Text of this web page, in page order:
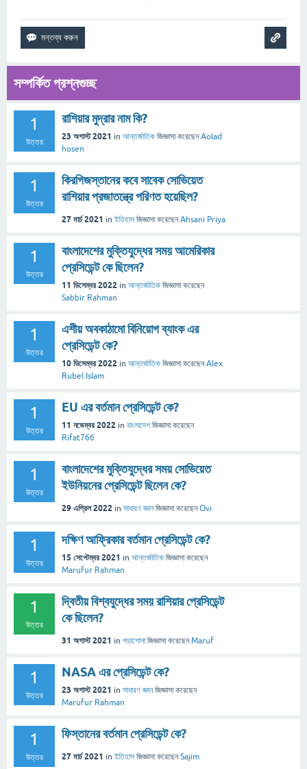
সম্পর্কিত প্রশ্নগুচ্ছ
1
উত্তর
রাশিয়ার মুদ্রার নাম কি?
23 অগাস্ট 2021 in আন্তর্জাতিক জিজ্ঞাসা করেছেনAolad
hosen
1
উত্তর
কিরগিজস্তানের কবে সাবেক সোভিয়েত
রাশিয়ার প্রজাতন্ত্রে পরিণত হয়েছিল?
27 মার্চ 2021 in ইতিহাস জিজ্ঞাসা করেছেনAhsani Priya
1
উত্তর
বাংলাদেশের মুক্তিযুদ্ধের সময় আমেরিকার
প্রেসিডেন্ট কে ছিলেন?
11 ডিসেম্বর 2022 in আন্তর্জাতিক জিজ্ঞাসা করেছেন
Sabbir Rahman
1
উত্তর
এশীয় অবকাঠামো বিনিয়োগ ব্যাংক এর
প্রেসিডেন্ট কে?
10 ডিসেম্বর 2022 in আন্তর্জাতিক জিজ্ঞাসা করেছেনAlex
Rubel Islam
1
উত্তর
EU এর বর্তমান প্রেসিডেন্ট কে?
11 নভেম্বর 2022 in বাংলাদেশ জিজ্ঞাসা করেছেন
Rifat766
1
উত্তর
বাংলাদেশের মুক্তিযুদ্ধের সময় সোভিয়েত
ইউনিয়নের প্রেসিডেন্ট ছিলেন কে?
29 এপ্রিল 2022 in সাধারণ জ্ঞান জিজ্ঞাসা করেছেনOvi
1
উত্তর
দক্ষিণ আফ্রিকার বর্তমান প্রেসিডেন্ট কে?
15 সেপ্টেম্বর 2021 in আন্তর্জাতিক জিজ্ঞাসা করেছেন
Marufur Rahman
1
উত্তর
দ্বিতীয় বিশ্বযুদ্ধের সময় রাশিয়ার প্রেসিডেন্ট
কে ছিলেন?
31 অগাস্ট 2021 in পড়াশোনা জিজ্ঞাসা করেছেনMaruf
1
উত্তর
NASA এর প্রেসিডেন্ট কে?
23 অগাস্ট 2021 in সাধারণ জ্ঞান জিজ্ঞাসা করেছেন
Marufur Rahman
1
উত্তর
ফিস্তানের বর্তমান প্রেসিডেন্ট কে?
27 মার্চ 2021 in ইতিহাস জিজ্ঞাসা করেছেনSajim